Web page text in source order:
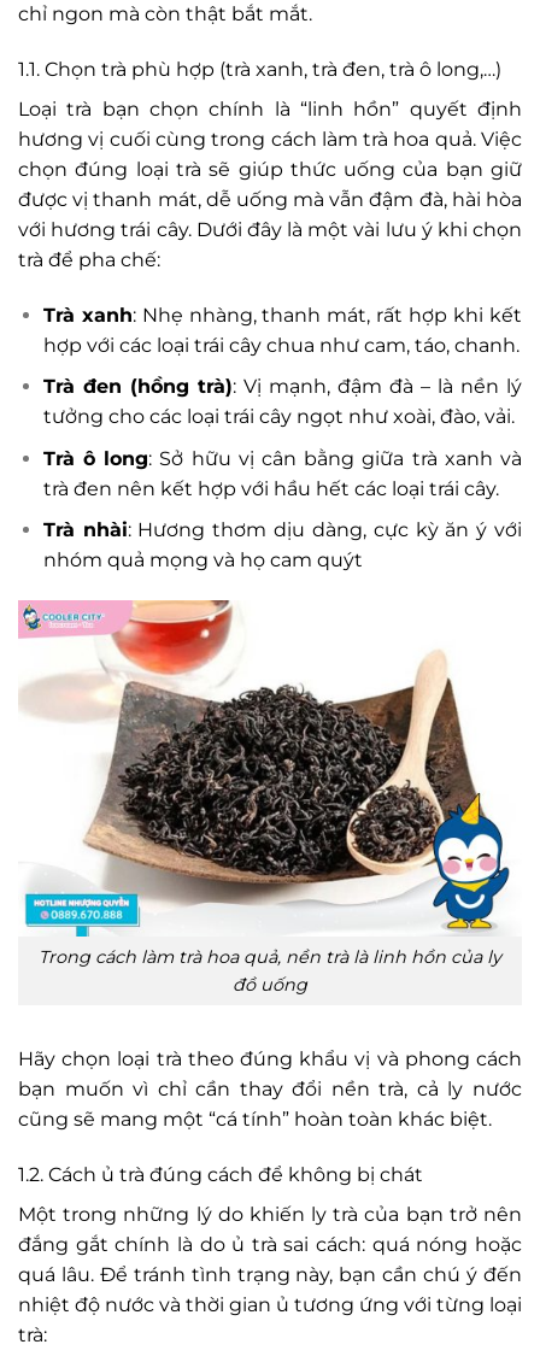
chỉ ngon mà còn thật bắt mắt.
1.1. Chọn trà phù hợp (trà xanh, trà đen, trà ô long,…)
Loại trà bạn chọn chính là “linh hồn” quyết định
hương vị cuối cùng trong cách làm trà hoa quả. Việc
chọn đúng loại trà sẽ giúp thức uống của bạn giữ
được vị thanh mát, dễ uống mà vẫn đậm đà, hài hòa
với hương trái cây. Dưới đây là một vài lưu ý khi chọn
trà để pha chế:
Trà xanh: Nhẹ nhàng, thanh mát, rất hợp khi kết
hợp với các loại trái cây chua như cam, táo, chanh.
Trà đen (hồng trà): Vị mạnh, đậm đà – là nền lý
tưởng cho các loại trái cây ngọt như xoài, đào, vải.
Trà ô long: Sở hữu vị cân bằng giữa trà xanh và
trà đen nên kết hợp với hầu hết các loại trái cây.
Trà nhài: Hương thơm dịu dàng, cực kỳ ăn ý với
nhóm quả mọng và họ cam quýt
Trong cách làm trà hoa quả, nền trà là linh hồn của ly
đồ uống
Hãy chọn loại trà theo đúng khẩu vị và phong cách
bạn muốn vì chỉ cần thay đổi nền trà, cả ly nước
cũng sẽ mang một “cá tính” hoàn toàn khác biệt.
1.2. Cách ủ trà đúng cách để không bị chát
Một trong những lý do khiến ly trà của bạn trở nên
đắng gắt chính là do ủ trà sai cách: quá nóng hoặc
quá lâu. Để tránh tình trạng này, bạn cần chú ý đến
nhiệt độ nước và thời gian ủ tương ứng với từng loại
trà: